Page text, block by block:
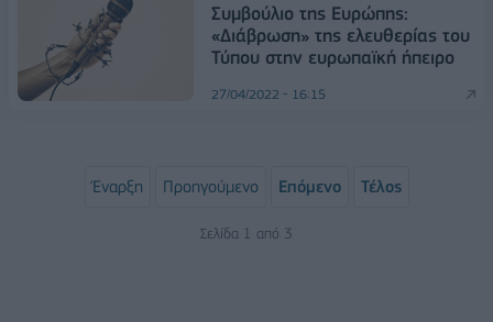
Συμβούλιο της Ευρώπης:
«Διάβρωση» της ελευθερίας του
Τύπου στην ευρωπαϊκή ήπειρο
27/04/2022 - 16:15
Έναρξη Προηγούμενο Επόμενο Τέλος
Σελίδα 1 από 3